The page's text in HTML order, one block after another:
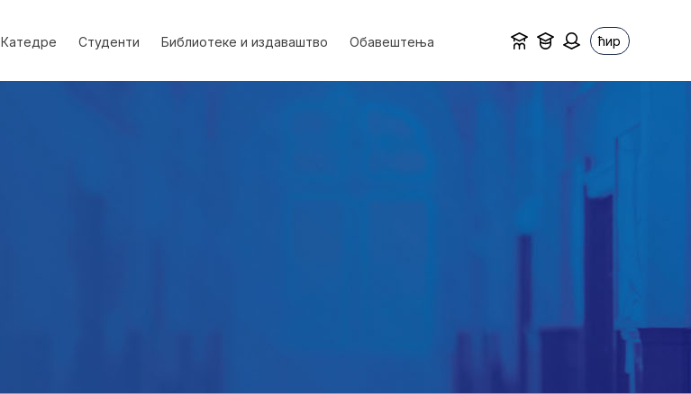
Катедре Студенти Библиотеке и издаваштво Обавештења ћир